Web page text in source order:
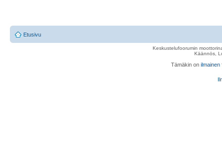
Etusivu
Keskustelufoorumin
Käännös,
Tämäkin on ilmainen